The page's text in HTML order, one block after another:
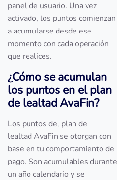
panel de usuario. Una vez
activado, los puntos comienzan
a acumularse desde ese
momento con cada operación
que realices.
¿Cómo se acumulan
los puntos en el plan
de lealtad AvaFin?
Los puntos del plan de
lealtad AvaFin se otorgan con
base en tu comportamiento de
pago. Son acumulables durante
un año calendario y se